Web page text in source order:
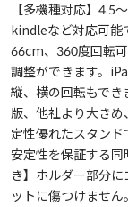
【多機種対応】4.5
kindleなど対応可能
66cm、360度回転
調整ができます。
縦、横の回転もでき
版、他社より大き
定性優れたスタンド
安定性を保証する同
き】ホルダー部分
ットに傷つけませ